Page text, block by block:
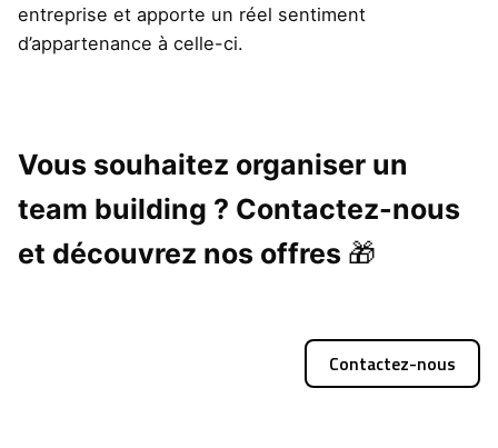
entreprise et apporte un réel sentiment
d’appartenance à celle-ci.
Vous souhaitez organiser un
team building ? Contactez-nous
et découvrez nos offres 🎁
Contactez-nous